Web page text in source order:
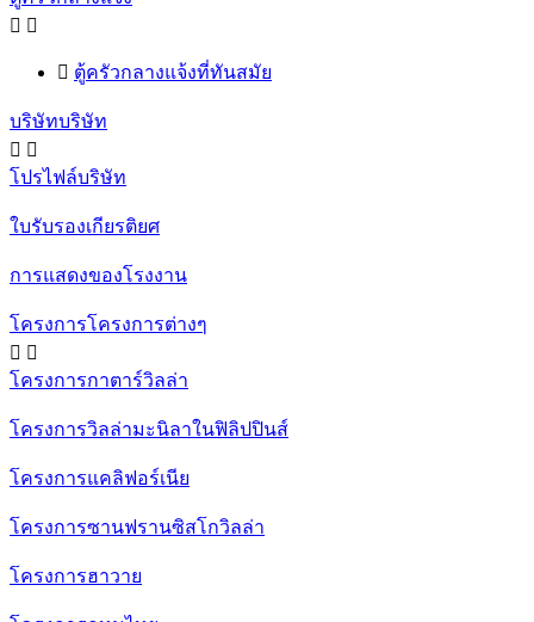
 
 ตู้ครัวกลางแจ้งที่ทันสมัย
บริษัทบริษัท
 
โปรไฟล์บริษัท
ใบรับรองเกียรติยศ
การแสดงของโรงงาน
โครงการโครงการต่างๆ
 
โครงการกาตาร์วิลล่า
โครงการวิลล่ามะนิลาในฟิลิปปินส์
โครงการแคลิฟอร์เนีย
โครงการซานฟรานซิสโกวิลล่า
โครงการฮาวาย